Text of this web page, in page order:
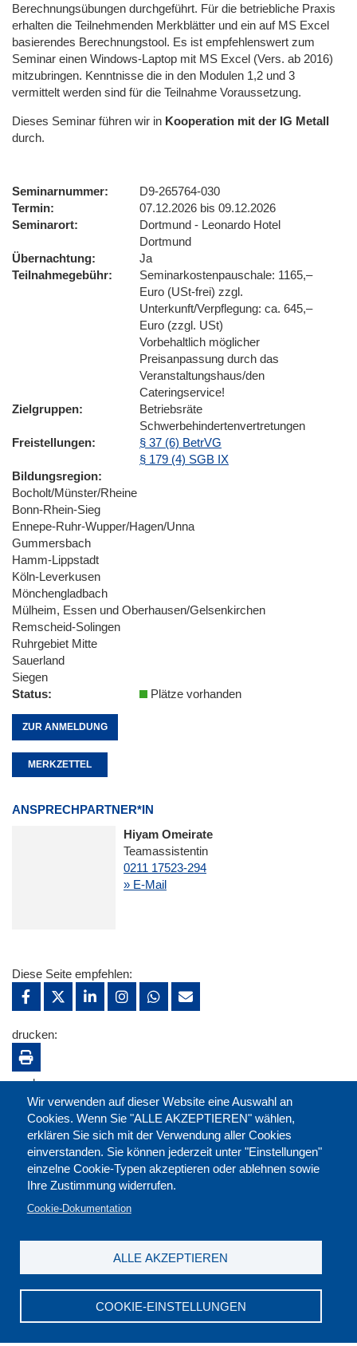
Berechnungsübungen durchgeführt. Für die betriebliche Praxis
erhalten die Teilnehmenden Merkblätter und ein auf MS Excel
basierendes Berechnungstool. Es ist empfehlenswert zum
Seminar einen Windows-Laptop mit MS Excel (Vers. ab 2016)
mitzubringen. Kenntnisse die in den Modulen 1,2 und 3
vermittelt werden sind für die Teilnahme Voraussetzung.
Dieses Seminar führen wir in Kooperation mit der IG Metall
durch.
Seminarnummer
D9-265764-030
Termin
07.12.2026 bis 09.12.2026
Seminarort
Dortmund - Leonardo Hotel
Dortmund
Übernachtung
Ja
Teilnahmegebühr
Seminarkostenpauschale: 1165,–
Euro (USt-frei) zzgl.
Unterkunft/Verpflegung: ca. 645,–
Euro (zzgl. USt)
Vorbehaltlich möglicher
Preisanpassung durch das
Veranstaltungshaus/den
Cateringservice!
Zielgruppen
Betriebsräte
Schwerbehindertenvertretungen
Freistellungen
§ 37 (6) BetrVG
§ 179 (4) SGB IX
Bildungsregion
Bocholt/Münster/Rheine
Bonn-Rhein-Sieg
Ennepe-Ruhr-Wupper/Hagen/Unna
Gummersbach
Hamm-Lippstadt
Köln-Leverkusen
Mönchengladbach
Mülheim, Essen und Oberhausen/Gelsenkirchen
Remscheid-Solingen
Ruhrgebiet Mitte
Sauerland
Siegen
Status
Plätze vorhanden
ZUR ANMELDUNG
MERKZETTEL
ANSPRECHPARTNER*IN
Hiyam Omeirate
Teamassistentin
0211 17523-294
» E-Mail
Wir verwenden auf dieser Website eine Auswahl an
Cookies. Wenn Sie "ALLE AKZEPTIEREN" wählen,
erklären Sie sich mit der Verwendung aller Cookies
einverstanden. Sie können jederzeit unter "Einstellungen"
einzelne Cookie-Typen akzeptieren oder ablehnen sowie
Ihre Zustimmung widerrufen.
Cookie-Dokumentation
COOKIE-EINSTELLUNGEN
ALLE AKZEPTIEREN
Diese Seite empfehlen:
drucken:
merken:
DGB-Bildungswerk NRW e.V. © 2026